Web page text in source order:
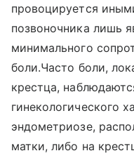
провоцируется
позвоночника лишь
минимального
боли.Часто боли,
крестца,
гинекологического
эндометриозе,
матки, либо на